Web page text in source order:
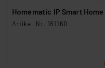
Homematic IP Smart
Artikel-Nr. 161160